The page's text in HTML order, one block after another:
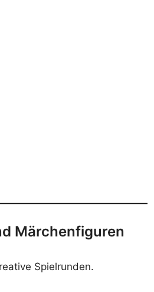
Märchenfiguren
Spielrunden.